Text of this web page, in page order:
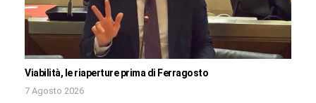
Viabilità, le riaperture prima di Ferragosto
7 Agosto 2026